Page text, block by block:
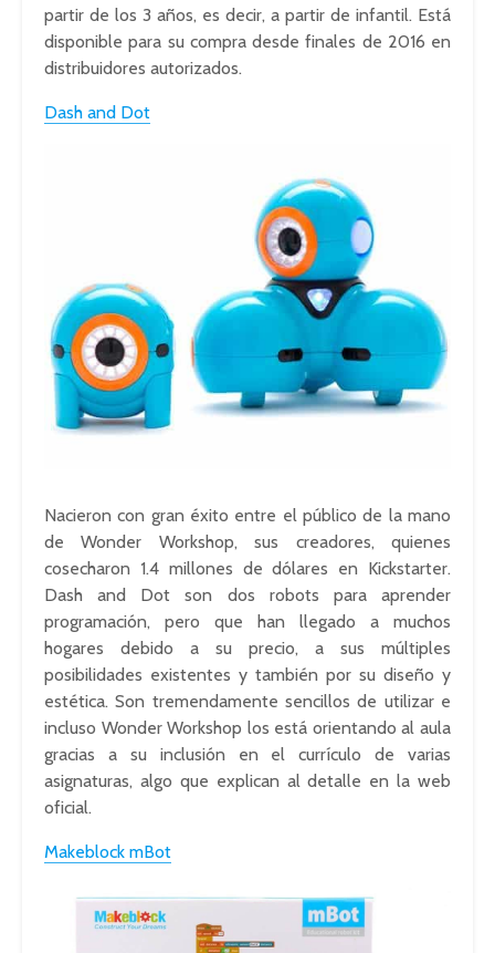
partir de los 3 años, es decir, a partir de infantil. Está
disponible para su compra desde finales de 2016 en
distribuidores autorizados.
Dash and Dot
Nacieron con gran éxito entre el público de la mano
de Wonder Workshop, sus creadores, quienes
cosecharon 1.4 millones de dólares en Kickstarter.
Dash and Dot son dos robots para aprender
programación, pero que han llegado a muchos
hogares debido a su precio, a sus múltiples
posibilidades existentes y también por su diseño y
estética. Son tremendamente sencillos de utilizar e
incluso Wonder Workshop los está orientando al aula
gracias a su inclusión en el currículo de varias
asignaturas, algo que explican al detalle en la web
oficial.
Makeblock mBot